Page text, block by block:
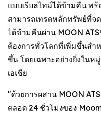
แบบเรียลไทม์ได้ข้ามคืน พ
สามารถเทรดหลักทรัพย์ที่จ
ได้ข้ามคืนผ่าน MOON
ต้องการทั่วโลกที่เพิ่มขึ้นสำ
ขึ้น โดยเฉพาะอย่างยิ่งใน
เอเชีย
"ด้วยการผสาน MOON
ตลอด 24 ชั่วโมงของ